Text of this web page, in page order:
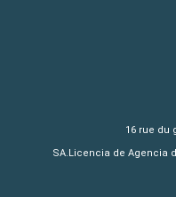
16 rue du
SA.Licencia de Agencia